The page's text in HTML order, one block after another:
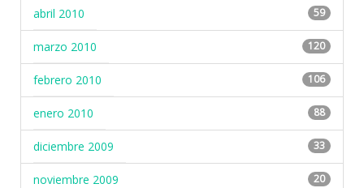
abril 2010 59
marzo 2010 120
febrero 2010 106
enero 2010 88
diciembre 2009 33
noviembre 2009 20